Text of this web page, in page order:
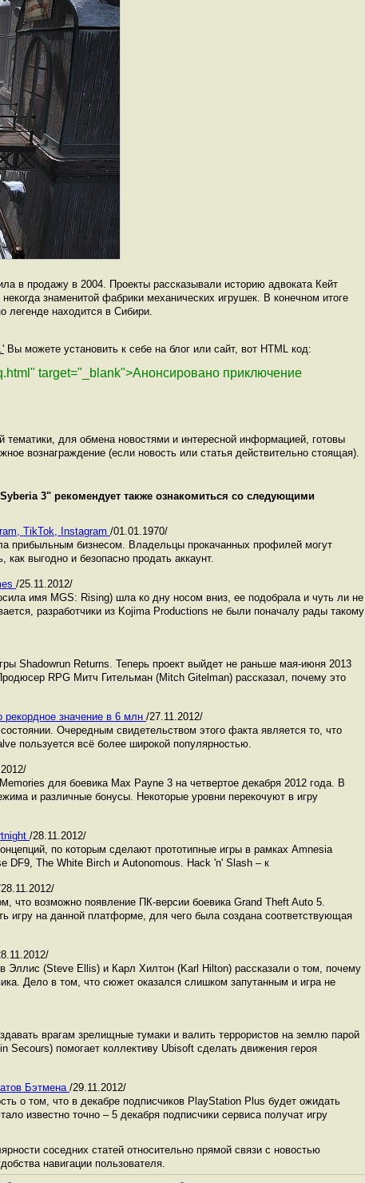
в продажу в 2004. Проекты рассказывали историю адвоката Кейт
знаменитой фабрики механических игрушек. В конечном итоге
легенде находится в Сибири.
Вы можете установить к себе на блог или сайт, вот HTML код:
target="_blank">Анонсировано приключение
для обмена новостями и интересной информацией, готовы
вознаграждение (если новость или статья действительно стоящая).
3" рекомендует также ознакомиться со следующими
TikTok, Instagram /01.01.1970/
прибыльным бизнесом. Владельцы прокачанных профилей могут
как выгодно и безопасно продать аккаунт.
/25.11.2012/
имя MGS: Rising) шла ко дну носом вниз, ее подобрала и чуть ли не
разработчики из Kojima Productions не были поначалу рады такому
Shadowrun Returns. Теперь проект выйдет не раньше мая-июня 2013
RPG Митч Гительман (Mitch Gitelman) рассказал, почему это
значение в 6 млн /27.11.2012/
Очередным свидетельством этого факта является то, что
пользуется всё более широкой популярностью.
для боевика Max Payne 3 на четвертое декабря 2012 года. В
и различные бонусы. Некоторые уровни перекочуют в игру
/28.11.2012/
по которым сделают прототипные игры в рамках Amnesia
DF9, The White Birch и Autonomous. Hack 'n' Slash – к
что возможно появление ПК-версии боевика Grand Theft Auto 5.
игру на данной платформе, для чего была создана соответствующая
Эллис (Steve Ellis) и Карл Хилтон (Karl Hilton) рассказали о том, почему
Дело в том, что сюжет оказался слишком запутанным и игра не
врагам зрелищные тумаки и валить террористов на землю парой
помогает коллективу Ubisoft сделать движения героя
Бэтмена/29.11.2012/
о том, что в декабре подписчиков PlayStation Plus будет ожидать
известно точно – 5 декабря подписчики сервиса получат игру
соседних статей относительно прямой связи с новостью
навигации пользователя.